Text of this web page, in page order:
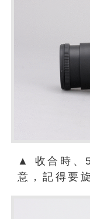
▲ 收合時、
意，記得要